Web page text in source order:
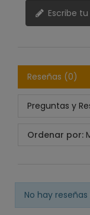
Escribe
Reseñas (0)
Preguntas y
Ordenar por:
No hay